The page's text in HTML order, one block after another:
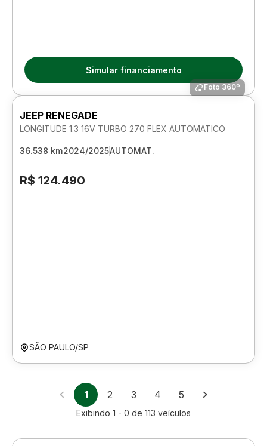
Simular financiamento
Foto 360º
JEEP RENEGADE
LONGITUDE 1.3 16V TURBO 270 FLEX AUTOMATICO
36.538 km2024/2025AUTOMAT.
R$ 124.490
SÃO PAULO/SP
1 2 3 4 5
Exibindo 1 - 0 de 113 veículos